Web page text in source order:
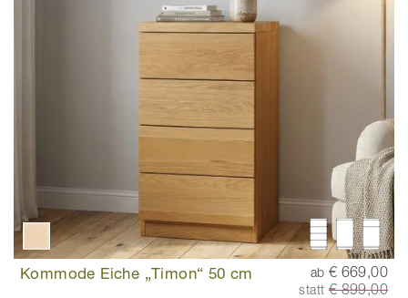
Kommode Eiche „Timon“ 50 cm ab € 669,00
statt€ 899,00